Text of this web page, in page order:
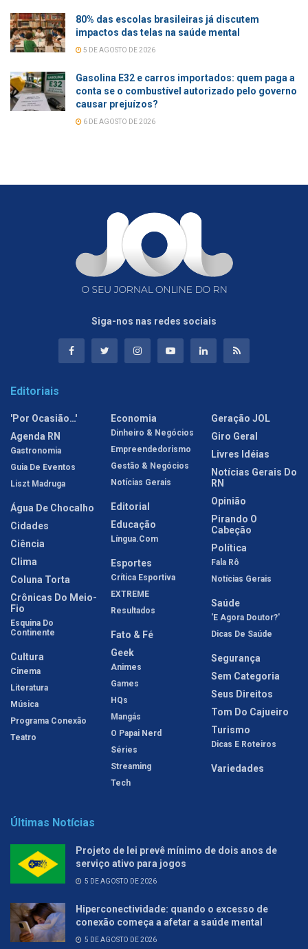
80% das escolas brasileiras já discutem
impactos das telas na saúde mental
5 DE AGOSTO DE 2026
Gasolina E32 e carros importados: quem paga a
conta se o combustível autorizado pelo governo
causar prejuízos?
6 DE AGOSTO DE 2026
Siga-nos nas redes sociais
Editoriais
'Por Ocasião…'
Agenda RN
Gastronomia
Guia De Eventos
Liszt Madruga
Água De Chocalho
Cidades
Ciência
Clima
Coluna Torta
Crônicas Do Meio-
Fio
Esquina Do
Continente
Cultura
Cinema
Literatura
Música
Programa Conexão
Teatro
Economia
Dinheiro & Negócios
Empreendedorismo
Gestão & Negócios
Notícias Gerais
Editorial
Educação
Língua.com
Esportes
Crítica Esportiva
EXTREME
Resultados
Fato & Fé
Geek
Animes
Games
HQs
Mangás
O Papai Nerd
Séries
Streaming
Tech
Geração JOL
Giro Geral
Livres Idéias
Notícias Gerais Do
RN
Opinião
Pirando O
Cabeção
Política
Fala Rô
Notícias Gerais
Saúde
'E Agora Doutor?'
Dicas De Saúde
Segurança
Sem Categoria
Seus Direitos
Tom Do Cajueiro
Turismo
Dicas E Roteiros
Variedades
Últimas Notícias
Projeto de lei prevê mínimo de dois anos de
serviço ativo para jogos
5 DE AGOSTO DE 2026
Hiperconectividade: quando o excesso de
conexão começa a afetar a saúde mental
5 DE AGOSTO DE 2026